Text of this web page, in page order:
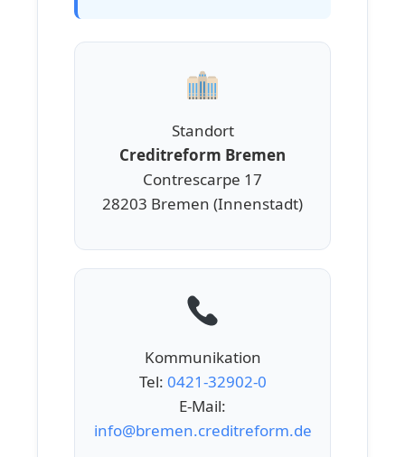
Standort
Creditreform Bremen
Contrescarpe 17
28203 Bremen (Innenstadt)
Kommunikation
Tel: 0421-32902-0
E-Mail:
info@bremen.creditreform.de